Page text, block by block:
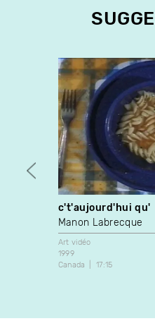
c't'aujourd'hui qu'
Manon Labrecque
Art vidéo
1999
Canada
17:15